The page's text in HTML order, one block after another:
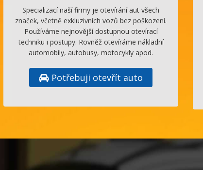
Specializací naší firmy je otevírání aut všech
značek, včetně exkluzivních vozů bez poškození.
Používáme nejnovější dostupnou otevírací
techniku i postupy. Rovněž otevíráme nákladní
automobily, autobusy, motocykly apod.
Potřebuji otevřít auto